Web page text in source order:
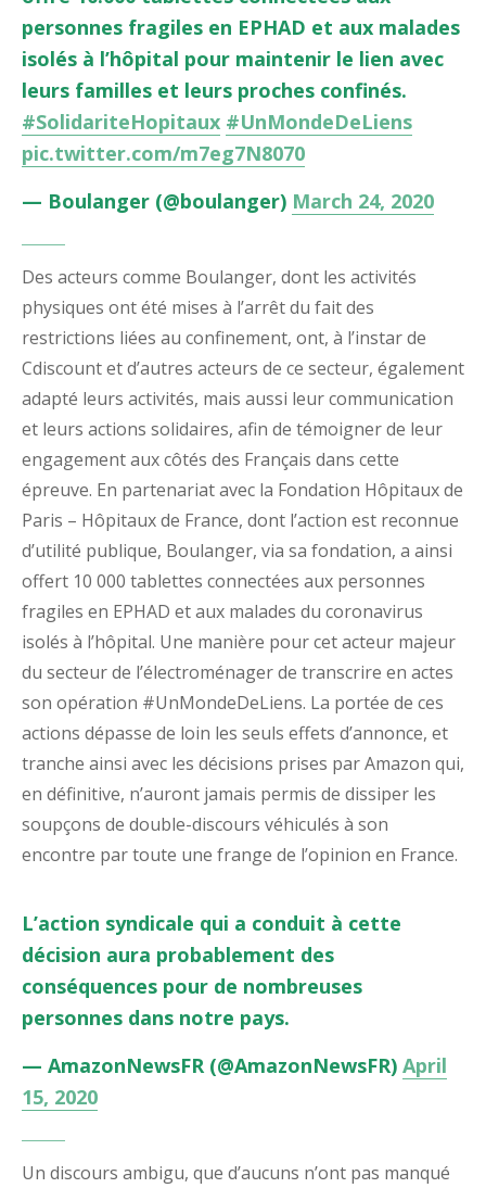
personnes fragiles en EPHAD et aux malades
isolés à l’hôpital pour maintenir le lien avec
leurs familles et leurs proches confinés.
#SolidariteHopitaux #UnMondeDeLiens
pic.twitter.com/m7eg7N8070
— Boulanger (@boulanger) March 24, 2020
Des acteurs comme Boulanger, dont les activités
physiques ont été mises à l’arrêt du fait des
restrictions liées au confinement, ont, à l’instar de
Cdiscount et d’autres acteurs de ce secteur, également
adapté leurs activités, mais aussi leur communication
et leurs actions solidaires, afin de témoigner de leur
engagement aux côtés des Français dans cette
épreuve. En partenariat avec la Fondation Hôpitaux de
Paris – Hôpitaux de France, dont l’action est reconnue
d’utilité publique, Boulanger, via sa fondation, a ainsi
offert 10 000 tablettes connectées aux personnes
fragiles en EPHAD et aux malades du coronavirus
isolés à l’hôpital. Une manière pour cet acteur majeur
du secteur de l’électroménager de transcrire en actes
son opération #UnMondeDeLiens. La portée de ces
actions dépasse de loin les seuls effets d’annonce, et
tranche ainsi avec les décisions prises par Amazon qui,
en définitive, n’auront jamais permis de dissiper les
soupçons de double-discours véhiculés à son
encontre par toute une frange de l’opinion en France.
L’action syndicale qui a conduit à cette
décision aura probablement des
conséquences pour de nombreuses
personnes dans notre pays.
— AmazonNewsFR (@AmazonNewsFR) April
15, 2020
Un discours ambigu, que d’aucuns n’ont pas manqué